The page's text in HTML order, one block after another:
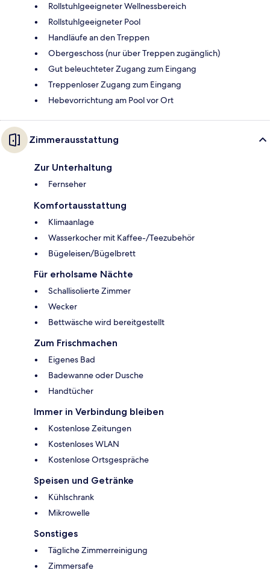
Rollstuhlgeeigneter Wellnessbereich
Rollstuhlgeeigneter Pool
Handläufe an den Treppen
Obergeschoss (nur über Treppen zugänglich)
Gut beleuchteter Zugang zum Eingang
Treppenloser Zugang zum Eingang
Hebevorrichtung am Pool vor Ort
Zimmerausstattung
Zur Unterhaltung
Fernseher
Komfortausstattung
Klimaanlage
Wasserkocher mit Kaffee-/Teezubehör
Bügeleisen/Bügelbrett
Für erholsame Nächte
Schallisolierte Zimmer
Wecker
Bettwäsche wird bereitgestellt
Zum Frischmachen
Eigenes Bad
Badewanne oder Dusche
Handtücher
Immer in Verbindung bleiben
Kostenlose Zeitungen
Kostenloses WLAN
Kostenlose Ortsgespräche
Speisen und Getränke
Kühlschrank
Mikrowelle
Sonstiges
Tägliche Zimmerreinigung
Zimmersafe